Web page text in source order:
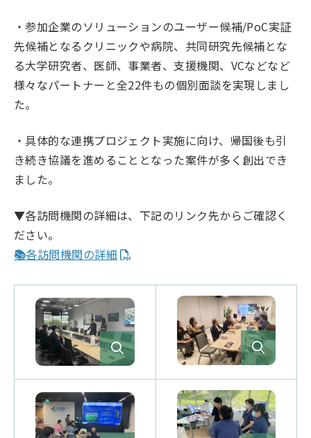
・参加企業のソリューションのユーザー候補/PoC実証
先候補となるクリニックや病院、共同研究先候補とな
る大学研究者、医師、事業者、支援機関、VCなどなど
様々なパートナーと全22件もの個別面談を実現しまし
た。
・具体的な連携プロジェクト実施に向け、帰国後も引
き続き協議を進めることとなった案件が多く創出でき
ました。
▼各訪問機関の詳細は、下記のリンク先からご確認く
ださい。
📚各訪問機関の詳細